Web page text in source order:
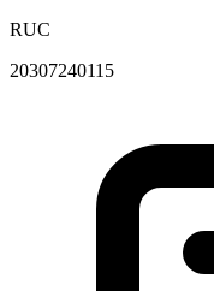
RUC
20307240115